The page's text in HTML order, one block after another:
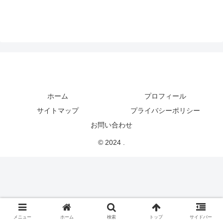
ホーム
プロフィール
サイトマップ
プライバシーポリシー
お問い合わせ
© 2024 .
メニュー ホーム 検索 トップ サイドバー